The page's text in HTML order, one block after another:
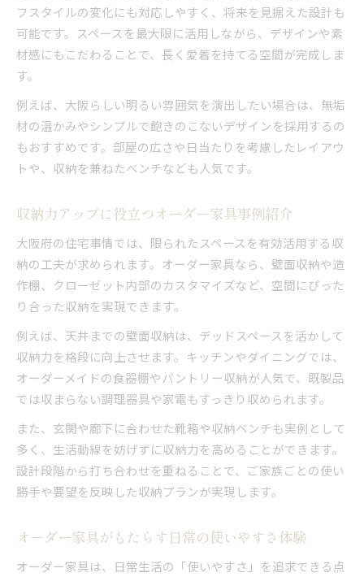
フスタイルの変化にも対応しやすく、将来を見据えた設計も
可能です。スペースを最大限に活用しながら、デザインや素
材感にもこだわることで、長く愛着を持てる空間が完成しま
す。
例えば、大阪らしい明るい雰囲気を演出したい場合は、無垢
材の温かみやシンプルで飽きのこないデザインを採用するの
もおすすめです。部屋の広さや日当たりを考慮したレイアウ
トや、収納を兼ねたベンチなども人気です。
収納力アップに役立つオーダー家具事例紹介
大阪府の住宅事情では、限られたスペースを有効活用する収
納の工夫が求められます。オーダー家具なら、壁面収納や造
作棚、クローゼット内部のカスタマイズなど、空間にぴった
り合った収納を実現できます。
例えば、天井までの壁面収納は、デッドスペースを活かして
収納力を格段に向上させます。キッチンやダイニングでは、
オーダーメイドの食器棚やパントリー収納が人気で、既製品
では収まらない調理器具や家電もすっきり収められます。
また、玄関や廊下に合わせた靴箱や収納ベンチも実例として
多く、生活動線を妨げずに収納力を高めることができます。
設計段階から打ち合わせを重ねることで、ご家族ごとの使い
勝手や要望を反映した収納プランが実現します。
オーダー家具がもたらす日常の使いやすさ体験
オーダー家具は、日常生活の「使いやすさ」を追求できる点